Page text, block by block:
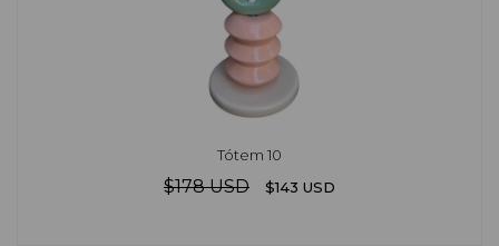
Tótem 10
$178 USD $143 USD